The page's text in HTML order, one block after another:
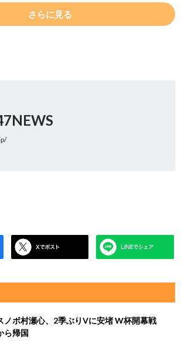
さらに見る
ノボ村瀬心、2季ぶりVに安堵 W杯開幕戦
ら帰国